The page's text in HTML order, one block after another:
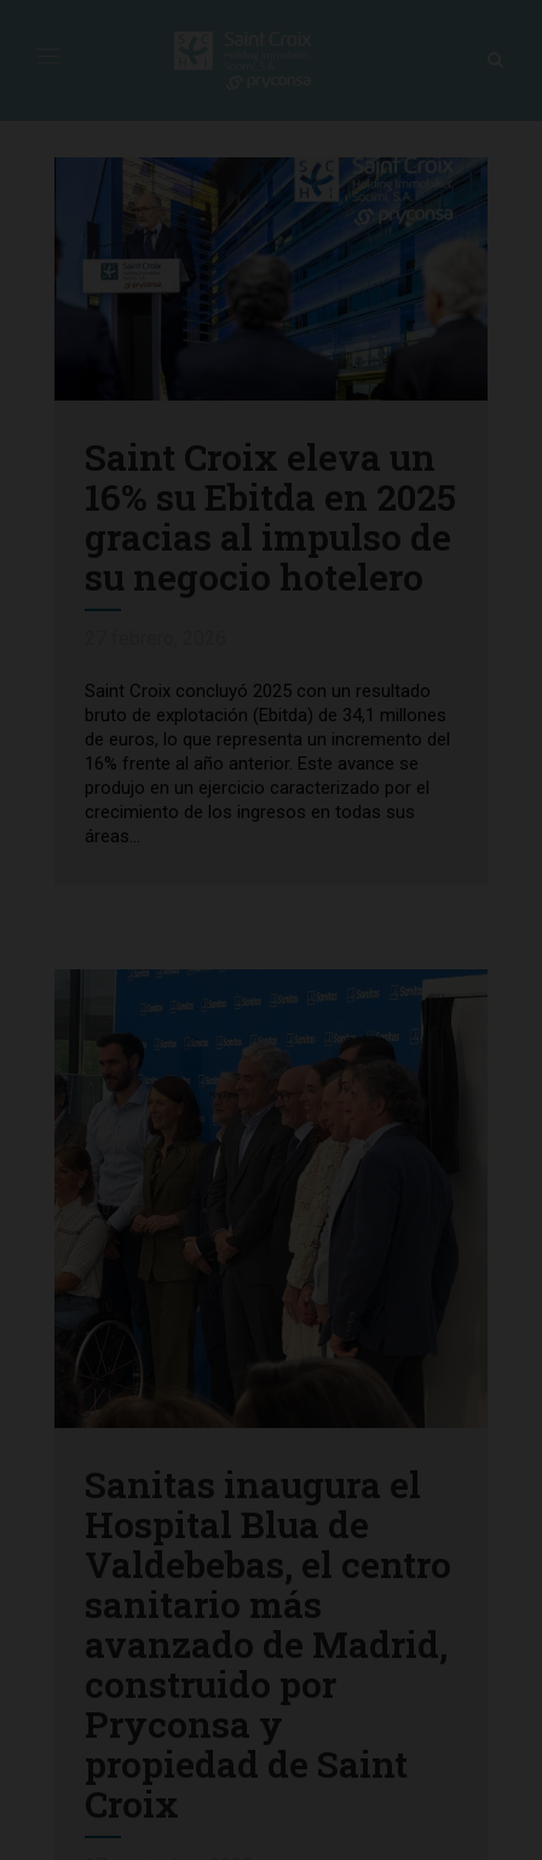
Saint Croix eleva un
16% su Ebitda en 2025
gracias al impulso de
su negocio hotelero
Saint Croix concluyó 2025 con un resultado
bruto de explotación (Ebitda) de 34,1 millones
de euros, lo que representa un incremento del
16% frente al año anterior. Este avance se
produjo en un ejercicio caracterizado por el
crecimiento de los ingresos en todas sus
áreas...
Sanitas inaugura el
Hospital Blua de
Valdebebas, el centro
sanitario más
avanzado de Madrid,
construido por
Pryconsa y
propiedad de Saint
Croix